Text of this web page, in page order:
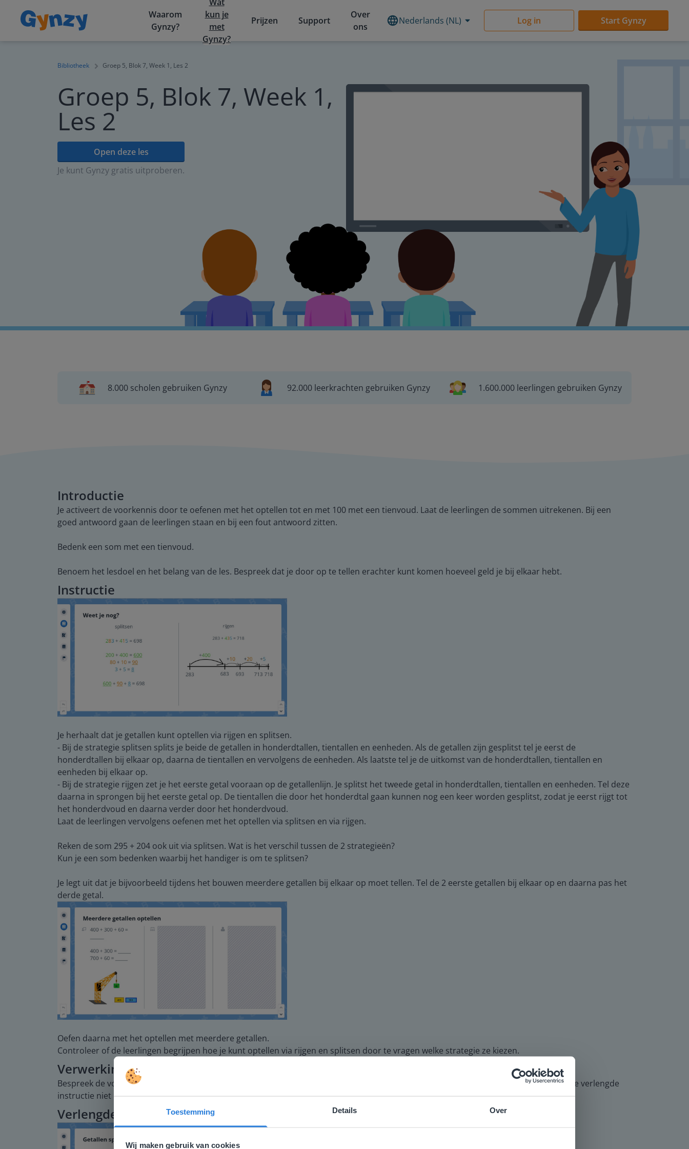
Toestemming Details Over
Wij maken gebruik van cookies
Waarom
Gynzy?
kun je
met
Gynzy?
Prijzen Support
Over
ons
Nederlands (NL) Log in Start Gynzy
Bibliotheek Groep 5, Blok 7, Week 1, Les 2
Groep 5, Blok 7, Week 1,
Les 2
Open deze les
Je kunt Gynzy gratis uitproberen.
8.000 scholen gebruiken Gynzy 92.000 leerkrachten gebruiken Gynzy 1.600.000 leerlingen gebruiken Gynzy
Introductie
Je activeert de voorkennis door te oefenen met het optellen tot en met 100 met een tienvoud. Laat de leerlingen de sommen uitrekenen. Bij een
goed antwoord gaan de leerlingen staan en bij een fout antwoord zitten.
Bedenk een som met een tienvoud.
Benoem het lesdoel en het belang van de les. Bespreek dat je door op te tellen erachter kunt komen hoeveel geld je bij elkaar hebt.
Instructie
Je herhaalt dat je getallen kunt optellen via rijgen en splitsen.
- Bij de strategie splitsen splits je beide de getallen in honderdtallen, tientallen en eenheden. Als de getallen zijn gesplitst tel je eerst de
honderdtallen bij elkaar op, daarna de tientallen en vervolgens de eenheden. Als laatste tel je de uitkomst van de honderdtallen, tientallen en
eenheden bij elkaar op.
- Bij de strategie rijgen zet je het eerste getal vooraan op de getallenlijn. Je splitst het tweede getal in honderdtallen, tientallen en eenheden. Tel deze
daarna in sprongen bij het eerste getal op. De tientallen die door het honderdtal gaan kunnen nog een keer worden gesplitst, zodat je eerst rijgt tot
het honderdvoud en daarna verder door het honderdvoud.
Laat de leerlingen vervolgens oefenen met het optellen via splitsen en via rijgen.
Reken de som 295 + 204 ook uit via splitsen. Wat is het verschil tussen de 2 strategieën?
Kun je een som bedenken waarbij het handiger is om te splitsen?
Je legt uit dat je bijvoorbeeld tijdens het bouwen meerdere getallen bij elkaar op moet tellen. Tel de 2 eerste getallen bij elkaar op en daarna pas het
derde getal.
Oefen daarna met het optellen met meerdere getallen.
Controleer of de leerlingen begrijpen hoe je kunt optellen via rijgen en splitsen door te vragen welke strategie ze kiezen.
Verwerking
Bespreek de voorbeeldopgaven om de leerlingen een beeld te geven van wat ze kunnen verwachten in de verwerking. Leerlingen die de verlengde
instructie niet hoeven te volgen, gaan zelfstandig aan de slag met de verwerking van de les en de taak.
Verlengde instructie
Deze website komt niet overeen met je locatie
Gezien je locatie, denken we dat je misschien liever naar de website voor